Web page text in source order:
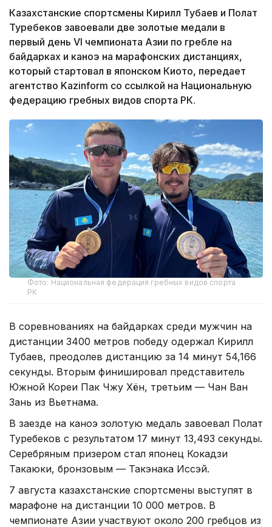
Казахстанские спортсмены Кирилл Тубаев и Полат
Туребеков завоевали две золотые медали в
первый день VI чемпионата Азии по гребле на
байдарках и каноэ на марафонских дистанциях,
который стартовал в японском Киото, передает
агентство Kazinform со ссылкой на Национальную
федерацию гребных видов спорта РК.
Фото: Национальная федерация гребных видов спорта
РК
В соревнованиях на байдарках среди мужчин на
дистанции 3400 метров победу одержал Кирилл
Тубаев, преодолев дистанцию за 14 минут 54,166
секунды. Вторым финишировал представитель
Южной Кореи Пак Чжу Хён, третьим — Чан Ван
Зань из Вьетнама.
В заезде на каноэ золотую медаль завоевал Полат
Туребеков с результатом 17 минут 13,493 секунды.
Серебряным призером стал японец Кокадзи
Такаюки, бронзовым — Такэнака Иссэй.
7 августа казахстанские спортсмены выступят в
марафоне на дистанции 10 000 метров. В
чемпионате Азии участвуют около 200 гребцов из